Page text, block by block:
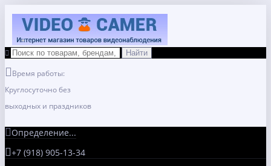
Время работы:
Круглосуточно без
выходных и праздников
Определение...
+7 (918) 905-13-34